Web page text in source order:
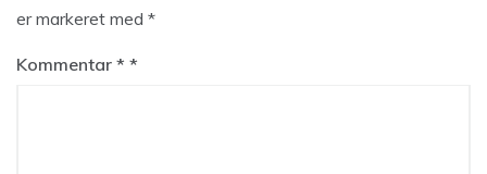
er markeret med *
Kommentar *